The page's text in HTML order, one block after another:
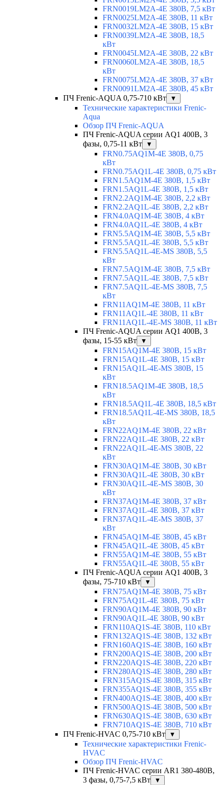
FRN0019LM2A-4E 380В, 7,5 кВт
FRN0025LM2A-4E 380В, 11 кВт
FRN0032LM2A-4E 380В, 15 кВт
FRN0039LM2A-4E 380В, 18,5
кВт
FRN0045LM2A-4E 380В, 22 кВт
FRN0060LM2A-4E 380В, 18,5
кВт
FRN0075LM2A-4E 380В, 37 кВт
FRN0091LM2A-4E 380В, 45 кВт
ПЧ Frenic-AQUA 0,75-710 кВт
▼
Технические характеристики Frenic-
Aqua
Обзор ПЧ Frenic-AQUA
ПЧ Frenic-AQUA серии AQ1 400В, 3
фазы, 0,75-11 кВт
▼
FRN0.75AQ1M-4E 380В, 0,75
кВт
FRN0.75AQ1L-4E 380В, 0,75 кВт
FRN1.5AQ1M-4E 380В, 1,5 кВт
FRN1.5AQ1L-4E 380В, 1,5 кВт
FRN2.2AQ1M-4E 380В, 2,2 кВт
FRN2.2AQ1L-4E 380В, 2,2 кВт
FRN4.0AQ1M-4E 380В, 4 кВт
FRN4.0AQ1L-4E 380В, 4 кВт
FRN5.5AQ1M-4E 380В, 5,5 кВт
FRN5.5AQ1L-4E 380В, 5,5 кВт
FRN5.5AQ1L-4E-MS 380В, 5,5
кВт
FRN7.5AQ1M-4E 380В, 7,5 кВт
FRN7.5AQ1L-4E 380В, 7,5 кВт
FRN7.5AQ1L-4E-MS 380В, 7,5
кВт
FRN11AQ1M-4E 380В, 11 кВт
FRN11AQ1L-4E 380В, 11 кВт
FRN11AQ1L-4E-MS 380В, 11 кВт
ПЧ Frenic-AQUA серии AQ1 400В, 3
фазы, 15-55 кВт
▼
FRN15AQ1M-4E 380В, 15 кВт
FRN15AQ1L-4E 380В, 15 кВт
FRN15AQ1L-4E-MS 380В, 15
кВт
FRN18.5AQ1M-4E 380В, 18,5
кВт
FRN18.5AQ1L-4E 380В, 18,5 кВт
FRN18.5AQ1L-4E-MS 380В, 18,5
кВт
FRN22AQ1M-4E 380В, 22 кВт
FRN22AQ1L-4E 380В, 22 кВт
FRN22AQ1L-4E-MS 380В, 22
кВт
FRN30AQ1M-4E 380В, 30 кВт
FRN30AQ1L-4E 380В, 30 кВт
FRN30AQ1L-4E-MS 380В, 30
кВт
FRN37AQ1M-4E 380В, 37 кВт
FRN37AQ1L-4E 380В, 37 кВт
FRN37AQ1L-4E-MS 380В, 37
кВт
FRN45AQ1M-4E 380В, 45 кВт
FRN45AQ1L-4E 380В, 45 кВт
FRN55AQ1M-4E 380В, 55 кВт
FRN55AQ1L-4E 380В, 55 кВт
ПЧ Frenic-AQUA серии AQ1 400В, 3
фазы, 75-710 кВт
▼
FRN75AQ1M-4E 380В, 75 кВт
FRN75AQ1L-4E 380В, 75 кВт
FRN90AQ1M-4E 380В, 90 кВт
FRN90AQ1L-4E 380В, 90 кВт
FRN110AQ1S-4E 380В, 110 кВт
FRN132AQ1S-4E 380В, 132 кВт
FRN160AQ1S-4E 380В, 160 кВт
FRN200AQ1S-4E 380В, 200 кВт
FRN220AQ1S-4E 380В, 220 кВт
FRN280AQ1S-4E 380В, 280 кВт
FRN315AQ1S-4E 380В, 315 кВт
FRN355AQ1S-4E 380В, 355 кВт
FRN400AQ1S-4E 380В, 400 кВт
FRN500AQ1S-4E 380В, 500 кВт
FRN630AQ1S-4E 380В, 630 кВт
FRN710AQ1S-4E 380В, 710 кВт
ПЧ Frenic-HVAC 0,75-710 кВт
▼
Технические характеристики Frenic-
HVAC
Обзор ПЧ Frenic-HVAC
ПЧ Frenic-HVAC серии AR1 380-480В,
3 фазы, 0,75-7,5 кВт
▼